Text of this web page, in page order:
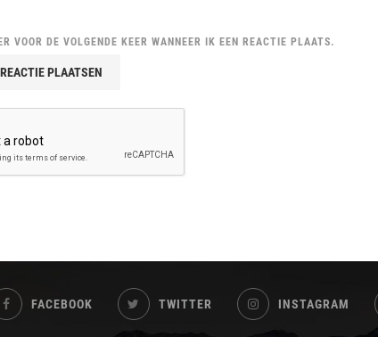
VOOR DE VOLGENDE KEER WANNEER IK EEN REACTIE PLAATS.
FACEBOOK TWITTER INSTAGRAM